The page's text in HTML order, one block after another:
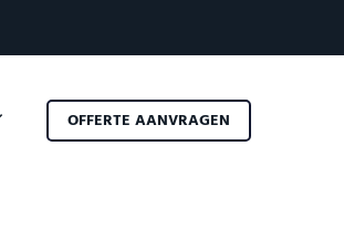
OFFERTE AANVRAGEN